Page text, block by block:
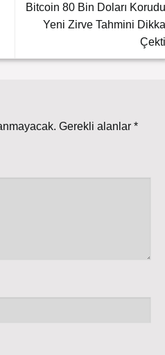
Bitcoin 80 Bin Doları
Yeni Zirve Tahmini
Gerekli alanlar *